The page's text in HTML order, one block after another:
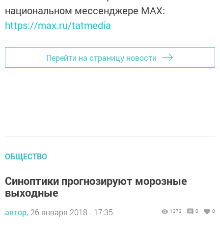
национальном мессенджере MАХ:
https://max.ru/tatmedia
Перейти на страницу новости
ОБЩЕСТВО
Синоптики прогнозируют морозные
выходные
автор, 26 января 2018 - 17:35 1373 0 0